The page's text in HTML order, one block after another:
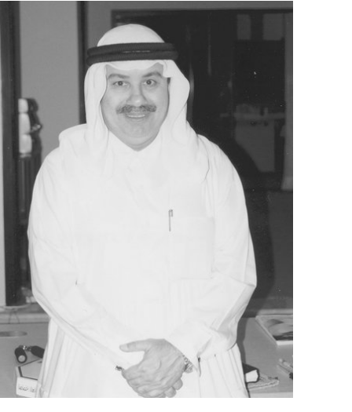
سياسة ملفات تعريف الارتباط